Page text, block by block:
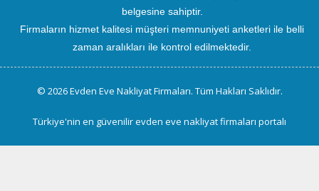
belgesine sahiptir.
Firmaların hizmet kalitesi müşteri memnuniyeti anketleri ile belli
zaman aralıkları ile kontrol edilmektedir.
© 2026 Evden Eve Nakliyat Firmaları. Tüm Hakları Saklıdır.
Türkiye'nin en güvenilir evden eve nakliyat firmaları portalı